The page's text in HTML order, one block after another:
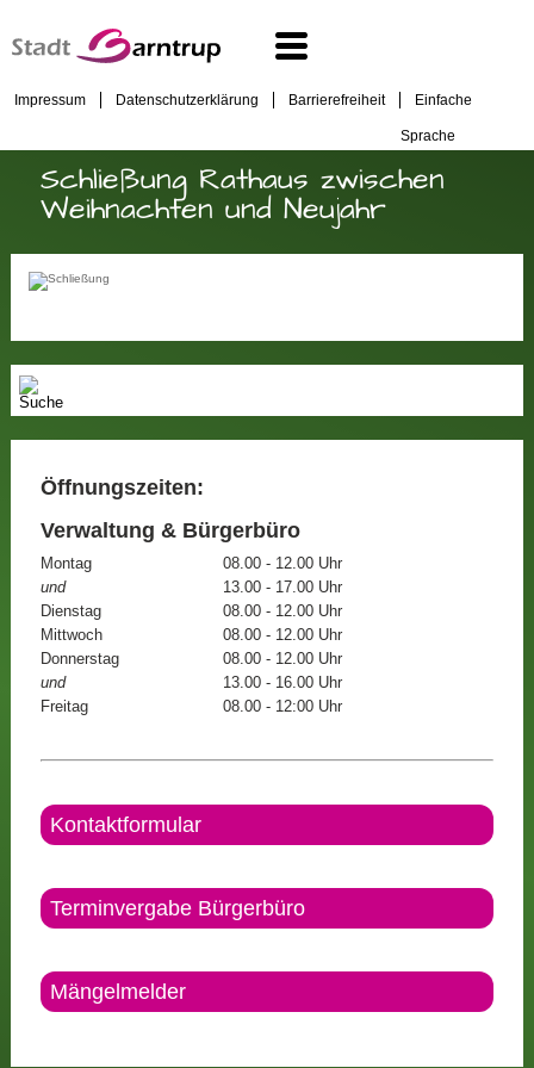
Impressum Datenschutzerklärung Barrierefreiheit Einfache
Sprache
Schließung Rathaus zwischen
Weihnachten und Neujahr
Öffnungszeiten:
Verwaltung & Bürgerbüro
Montag
08.00 - 12.00 Uhr
und
13.00 - 17.00 Uhr
Dienstag
08.00 - 12.00 Uhr
Mittwoch
08.00 - 12.00 Uhr
Donnerstag
08.00 - 12.00 Uhr
und
13.00 - 16.00 Uhr
Freitag
08.00 - 12:00 Uhr
Kontaktformular
Terminvergabe Bürgerbüro
Mängelmelder